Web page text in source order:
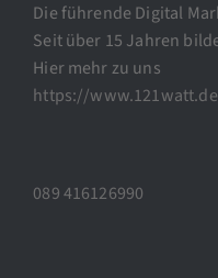
Die führende Digital
Seit über 15 Jahren
Hier mehr zu uns
https://
089 416126990